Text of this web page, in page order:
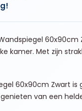
Wandspiegel
kamer. Met zijn
60x90cm Zwart
van een